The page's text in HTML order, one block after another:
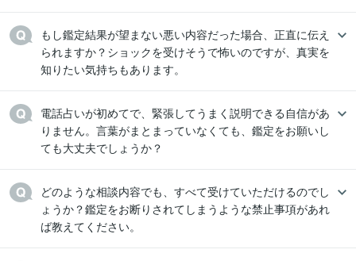
もし鑑定結果が望まない悪い内容だった場合、正直に伝え
られますか？ショックを受けそうで怖いのですが、真実を
知りたい気持ちもあります。
電話占いが初めてで、緊張してうまく説明できる自信があ
りません。言葉がまとまっていなくても、鑑定をお願いし
ても大丈夫でしょうか？
どのような相談内容でも、すべて受けていただけるのでし
ょうか？鑑定をお断りされてしまうような禁止事項があれ
ば教えてください。